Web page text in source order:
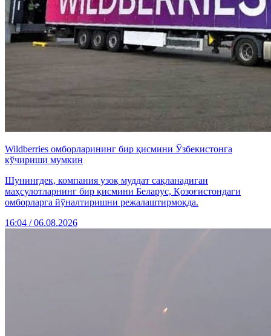
Wildberries омборларининг бир қисмини Ўзбекистонга
кўчириши мумкин
Шунингдек, компания узоқ муддат сақланадиган
маҳсулотларнинг бир қисмини Беларус, Қозоғистондаги
омборларга йўналтиришни режалаштирмоқда.
16:04 / 06.08.2026